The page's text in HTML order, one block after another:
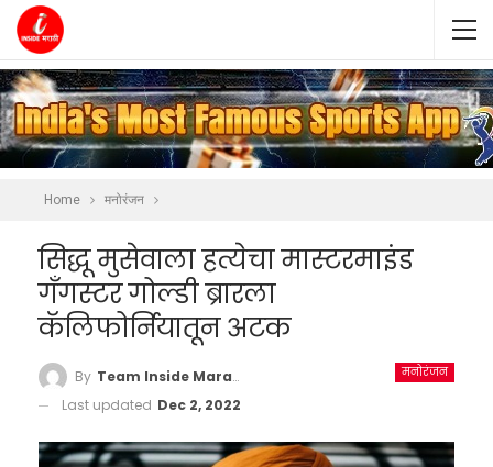
Home मनोरंजन
सिद्धू मुसेवाला हत्येचा मास्टरमाइंड
गँगस्टर गोल्डी ब्रारला
कॅलिफोर्नियातून अटक
मनोरंजन
By Team Inside Marathi
Last updated Dec 2, 2022